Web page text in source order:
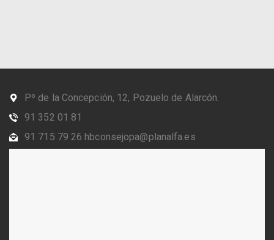
Pº de la Concepción, 12, Pozuelo de Alarcón.
91 352 01 81
91 715 79 26 hbconsejopa@planalfa.es